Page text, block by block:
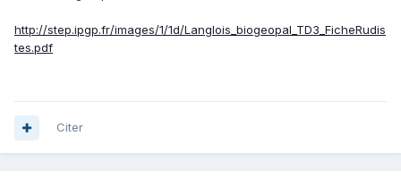
http://step.ipgp.fr/images/1/1d/Langlois_biogeopal_TD3_FicheRudis
tes.pdf
Citer